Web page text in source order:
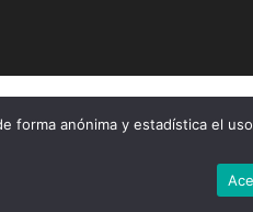
forma anónima y estadística el